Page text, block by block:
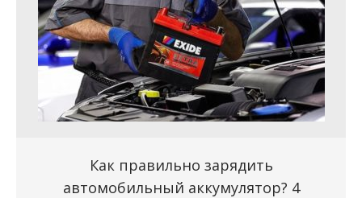
Как правильно зарядить
автомобильный аккумулятор? 4